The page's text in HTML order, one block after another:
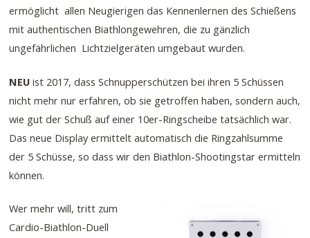
ermöglicht allen Neugierigen das Kennenlernen des Schießens
mit authentischen Biathlongewehren, die zu gänzlich
ungefährlichen Lichtzielgeräten umgebaut wurden.
NEU ist 2017, dass Schnupperschützen bei ihren 5 Schüssen
nicht mehr nur erfahren, ob sie getroffen haben, sondern auch,
wie gut der Schuß auf einer 10er-Ringscheibe tatsächlich war.
Das neue Display ermittelt automatisch die Ringzahlsumme
der 5 Schüsse, so dass wir den Biathlon-Shootingstar ermitteln
können.
Wer mehr will, tritt zum
Cardio-Biathlon-Duell